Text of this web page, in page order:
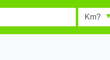
Radius